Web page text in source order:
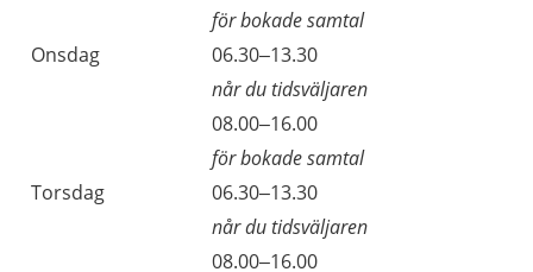
för bokade samtal
Onsdag
06.30–13.30
når du tidsväljaren
08.00–16.00
för bokade samtal
Torsdag
06.30–13.30
når du tidsväljaren
08.00–16.00